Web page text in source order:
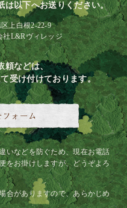
は以下へお送りください。
上白根2-22-9
L&Rヴィレッジ
頼などは、
受け付けております。
いなどを防ぐため、現在お電話
をお掛けしますが、どうぞよろ
合がありますので、あらかじめ